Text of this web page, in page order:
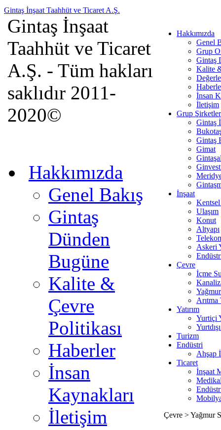
Gintaş İnşaat Taahhüt ve Ticaret A.Ş.
Hakkımızda
Genel
Grup
Gintaş
Kalite
İnsan
İletişim
Grup
Gintaş
Gintaş
Gimat
İnşaat
Kentsel
Ulaşım
Konut
Altyapı
Askeri
Çevre
İçme
Arıtma
Yatırım
Yurtiçi
Turizm
Endüstri
Ahşap
Ticaret
İnşaat
Çevre > Yağmur
Gintaş İnşaat
Taahhüt ve Ticaret
A.Ş. - Tüm hakları
saklıdır 2011-
2020©
Hakkımızda
Genel Bakış
Gintaş
Dünden
Bugüne
Kalite &
Çevre
Politikası
Haberler
İnsan
Kaynakları
İletişim